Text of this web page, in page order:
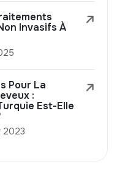
Invasifs À
Pour La
:
Est-Elle
2023